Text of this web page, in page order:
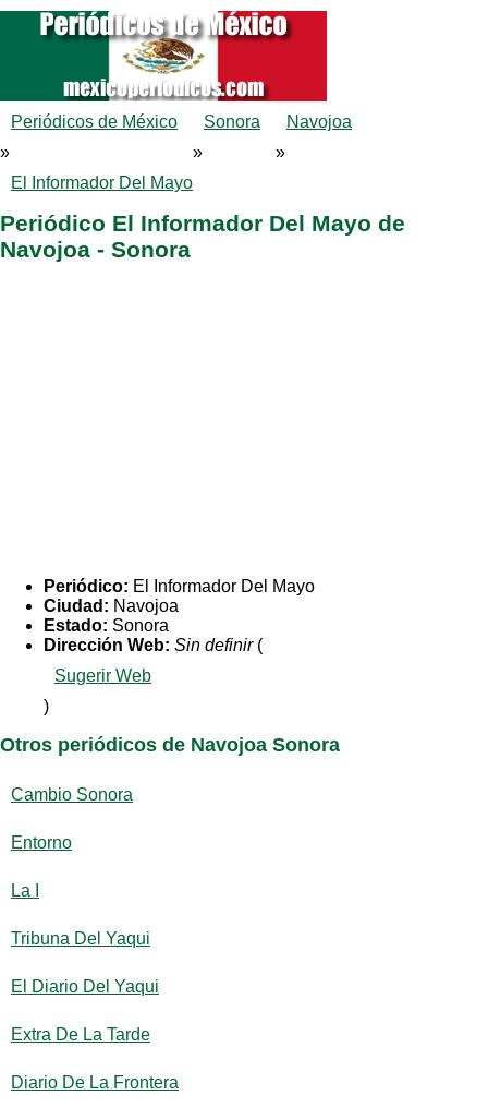
Periódicos de México
»
Sonora
»
Navojoa
»
El Informador Del Mayo
Periódico El Informador Del Mayo de
Navojoa - Sonora
Periódico: El Informador Del Mayo
Ciudad: Navojoa
Estado: Sonora
Dirección Web: Sin definir(
Sugerir Web
)
Otros periódicos de Navojoa Sonora
Cambio Sonora
Entorno
La I
Tribuna Del Yaqui
El Diario Del Yaqui
Extra De La Tarde
Diario De La Frontera